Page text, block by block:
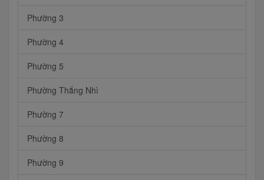
Phường 3
Phường 4
Phường 5
Phường Thắng Nhì
Phường 7
Phường 8
Phường 9